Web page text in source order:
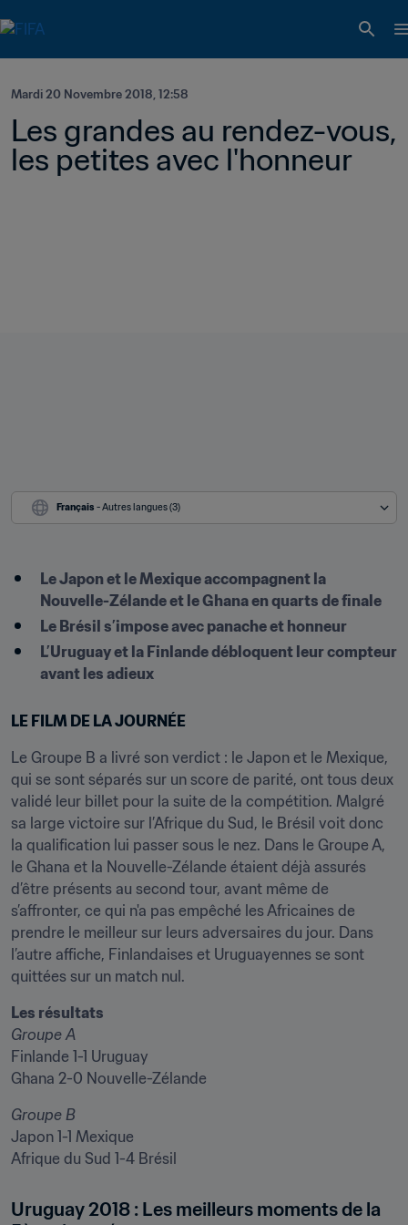
Mardi 20 Novembre 2018, 12:58
Les grandes au rendez-vous,
les petites avec l'honneur
Français - Autres langues (3)
Le Japon et le Mexique accompagnent la
Nouvelle-Zélande et le Ghana en quarts de finale
Le Brésil s’impose avec panache et honneur
L’Uruguay et la Finlande débloquent leur compteur
avant les adieux
LE FILM DE LA JOURNÉE
Le Groupe B a livré son verdict : le Japon et le Mexique,
qui se sont séparés sur un score de parité, ont tous deux
validé leur billet pour la suite de la compétition. Malgré
sa large victoire sur l’Afrique du Sud, le Brésil voit donc
la qualification lui passer sous le nez. Dans le Groupe A,
le Ghana et la Nouvelle-Zélande étaient déjà assurés
d’être présents au second tour, avant même de
s’affronter, ce qui n'a pas empêché les Africaines de
prendre le meilleur sur leurs adversaires du jour. Dans
l’autre affiche, Finlandaises et Uruguayennes se sont
quittées sur un match nul.
Les résultats
Groupe A
Finlande 1-1 Uruguay
Ghana 2-0 Nouvelle-Zélande
Groupe B
Japon 1-1 Mexique
Afrique du Sud 1-4 Brésil
Uruguay 2018 : Les meilleurs moments de la